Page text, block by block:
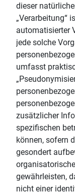
dieser
„Verarbeitung“
automatisierter
jede solche
umfasst
zusätzlicher
spezifischen
können, sofern
gesondert
gewährleisten,
nicht einer